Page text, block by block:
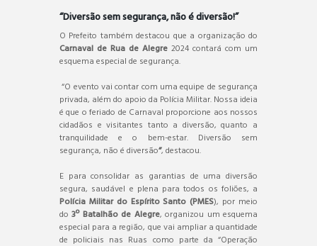
“Diversão sem segurança, não é diversão!”
O Prefeito também destacou que a organização do
Carnaval de Rua de Alegre 2024 contará com um
esquema especial de segurança.
“O evento vai contar com uma equipe de segurança
privada, além do apoio da Polícia Militar. Nossa ideia
é que o feriado de Carnaval proporcione aos nossos
cidadãos e visitantes tanto a diversão, quanto a
tranquilidade e o bem-estar. Diversão sem
segurança, não é diversão”, destacou.
E para consolidar as garantias de uma diversão
segura, saudável e plena para todos os foliões, a
Polícia Militar do Espírito Santo (PMES), por meio
do3º Batalhão de Alegre, organizou um esquema
especial para a região, que vai ampliar a quantidade
de policiais nas Ruas como parte da “Operação